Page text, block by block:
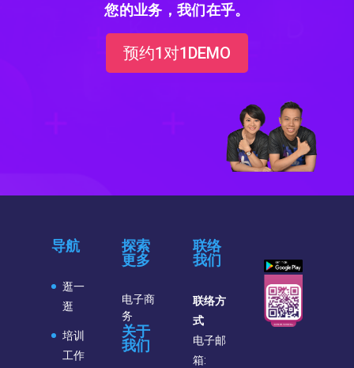
您的业务，我们在乎。
预约1对1DEMO
导航
逛一
逛
培训
工作
探索
更多
电子商
务
关于
我们
联络
我们
联络方
式
电子邮
箱: